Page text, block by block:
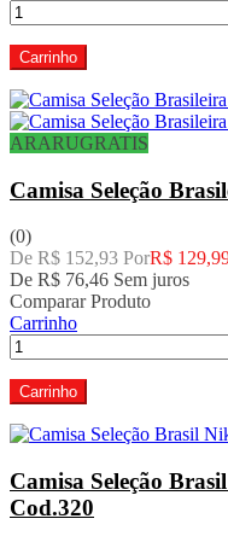
Carrinho
ARARUGRATIS
Camisa Seleção
(0)
De R$ 152,93 PorR$
De R$ 76,46 Sem juros
Comparar Produto
Carrinho
Carrinho
Camisa Seleção
Cod.320